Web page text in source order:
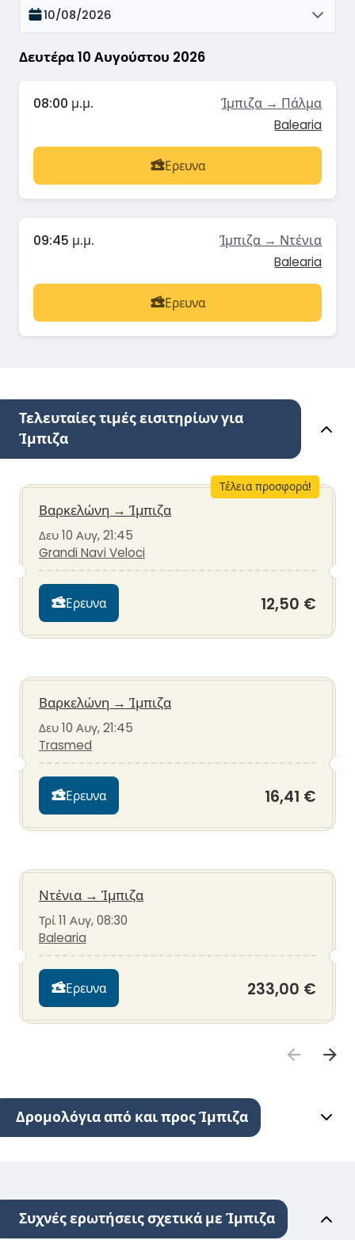
Δευτέρα 10 Αυγούστου 2026
10/08/2026
08:00 μ.μ. Ίμπιζα → Πάλμα
Balearia
Ερευνα
09:45 μ.μ. Ίμπιζα → Ντένια
Balearia
Ερευνα
Τελευταίες τιμές εισιτηρίων για
Ίμπιζα
Τέλεια προσφορά!
Βαρκελώνη → Ίμπιζα
Δευ 10 Αυγ, 21:45
Grandi Navi Veloci
Ερευνα 12,50 €
Βαρκελώνη → Ίμπιζα
Δευ 10 Αυγ, 21:45
Trasmed
Ερευνα 16,41 €
Ντένια → Ίμπιζα
Τρί 11 Αυγ, 08:30
Balearia
Ερευνα 233,00 €
Δρομολόγια από και προς Ίμπιζα
Συχνές ερωτήσεις σχετικά με Ίμπιζα